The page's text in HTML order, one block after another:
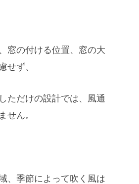
窓の付ける位置、窓の大
せず、
ただけの設計では、風通
せん。
、季節によって吹く風は